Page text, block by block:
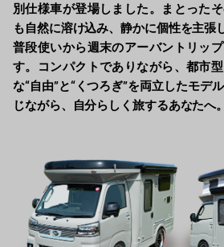
別仕様車が登場しました。まとった
も自然に溶け込み、静かに個性を主張
普段使いから週末のアーバントリッ
す。コンパクトでありながら、都市
な“自由”と“くつろぎ”を両立したモデ
じながら、自分らしく旅するあなたへ。